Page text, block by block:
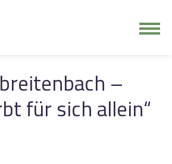
–
für sich allein“